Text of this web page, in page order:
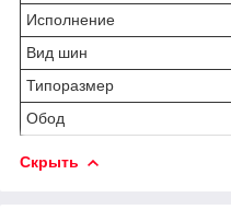
Исполнение
Вид шин
Типоразмер
Обод
Скрыть